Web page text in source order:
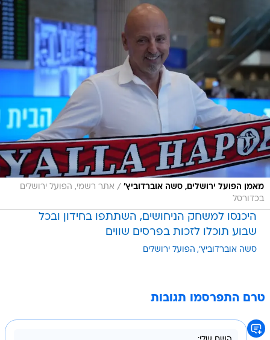
מאמן הפועל ירושלים, סשה אוברדוביץ' / אתר רשמי, הפועל ירושלים
בכדורסל
היכנסו למשחק הניחושים, השתתפו בחידון ובכל
שבוע תוכלו לזכות בפרסים שווים
סשה אוברדוביץ' הפועל ירושלים
טרם התפרסמו תגובות